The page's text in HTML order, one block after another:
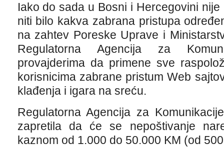
Iako do sada u Bosni i Hercegovini
niti bilo kakva zabrana pristupa
na zahtev Poreske Uprave i
Regulatorna Agencija za
provajderima da primene sve
korisnicima zabrane pristum Web
klađenja i igara na sreću.
Regulatorna Agencija za
zapretila da će se nepoštivanje
kaznom od 1.000 do 50.000 KM (od